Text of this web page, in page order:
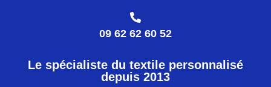
09 62 62 60 52
Le spécialiste du textile personnalisé
depuis 2013